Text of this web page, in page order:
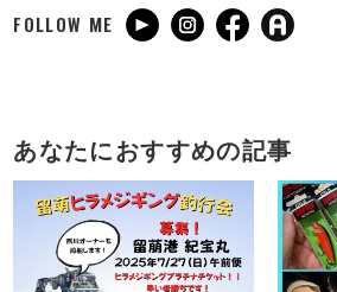
FOLLOW ME
あなたにおすすめの記事